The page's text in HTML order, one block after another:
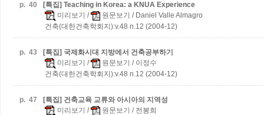
p. 40
[특집] Teaching in Korea: a KNUA Experience
미리보기 / 원문보기 / Daniel Valle Almagro
건축(대한건축학회지):v.48 n.12 (2004-12)
p. 43
[특집] 국제화시대 지방에서 건축공부하기
미리보기 / 원문보기 / 이정수
건축(대한건축학회지):v.48 n.12 (2004-12)
p. 47
[특집] 건축교육 교류와 아시아의 지역성
미리보기 / 원문보기 / 전봉희